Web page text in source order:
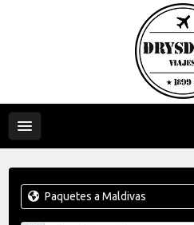
Paquetes a Maldivas